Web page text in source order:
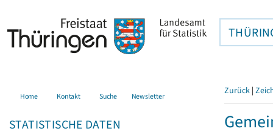
Home Kontakt Suche Newsletter
STATISTISCHE DATEN
Zurück |